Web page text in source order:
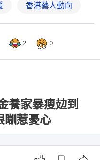
香港藝人動向
2 0
養家暴瘦攰到
惹憂心